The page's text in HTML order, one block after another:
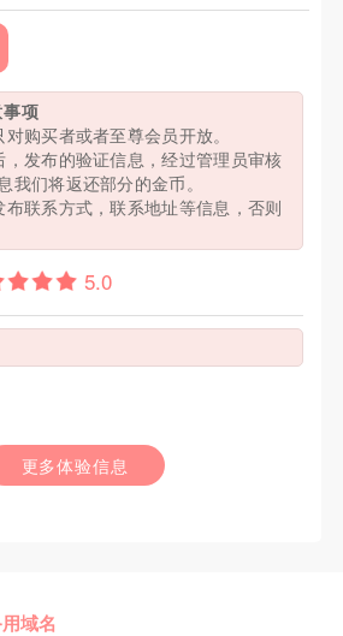
项
购买者或者至尊会员开放。
发布的验证信息，经过管理员审核
我们将返还部分的金币。
联系方式，联系地址等信息，否则
更多体验信息
域名